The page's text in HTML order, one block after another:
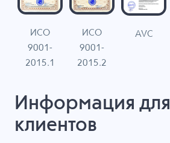
ИСО
9001-
2015.1
ИСО
9001-
2015.2
AVC
Информация для
клиентов